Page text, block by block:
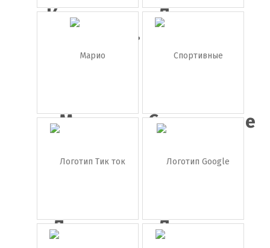
Картинка
игральны...
Логотип
Марио
Спортивные
логоти...
Логотип
Логотип